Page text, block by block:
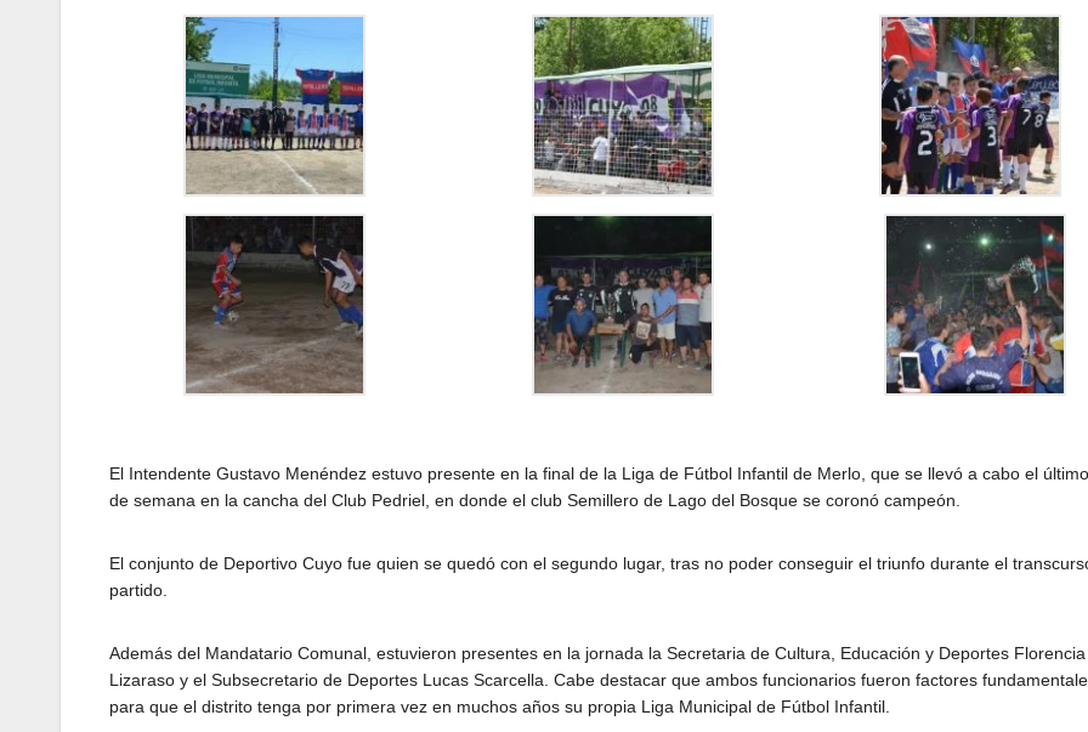
El Intendente Gustavo Menéndez estuvo presente en la final de la Liga de Fútbol Infantil de Merlo, que se llevó a cabo el
de semana en la cancha del Club Pedriel, en donde el club Semillero de Lago del Bosque se coronó campeón.
El conjunto de Deportivo Cuyo fue quien se quedó con el segundo lugar, tras no poder conseguir el triunfo durante el
partido.
Además del Mandatario Comunal, estuvieron presentes en la jornada la Secretaria de Cultura, Educación y Deportes Florencia
Lizaraso y el Subsecretario de Deportes Lucas Scarcella. Cabe destacar que ambos funcionarios fueron factores
para que el distrito tenga por primera vez en muchos años su propia Liga Municipal de Fútbol Infantil.
DICIEMBRE 11,